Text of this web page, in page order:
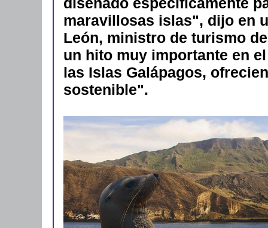
maravillosas islas", dijo en
León, ministro de turismo
un hito muy importante en
las Islas Galápagos,
sostenible".